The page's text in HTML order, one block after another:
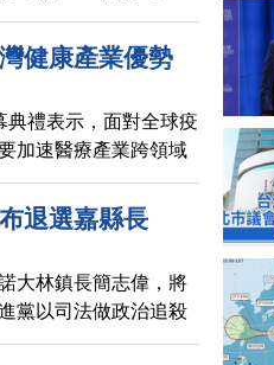
投入總統選舉。現
台銘也傳出有意獨立
健康產業優勢
禮表示，面對全球疫
加速醫療產業跨領域
更多商機。
退選嘉縣長
大林鎮長簡志偉，將
黨以司法做政治追殺
宣布整合成功。